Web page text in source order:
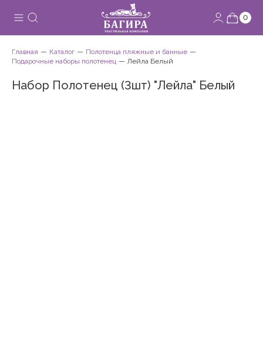
0
Главная Каталог
Полотенца пляжные и банные
Подарочные наборы полотенец
Лейла Белый
Набор Полотенец (3шт) "Лейла" Белый